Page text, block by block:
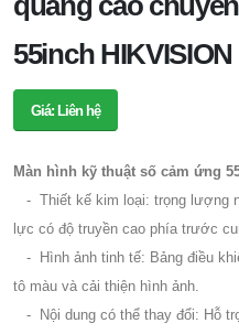
55inch HIKVISION
Giá: Liên hệ
Màn hình kỹ thuật số cảm ứng
- Thiết kế kim loại: trọng lượng
lực có độ truyền cao phía trước
- Hình ảnh tinh tế: Bảng điều
tô màu và cải thiện hình ảnh.
- Nội dung có thể thay đổi: Hỗ